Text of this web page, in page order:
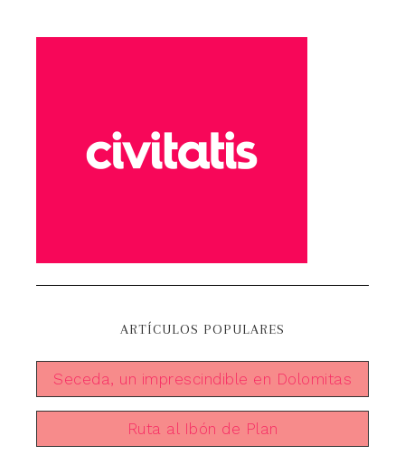
ARTÍCULOS POPULARES
Seceda, un imprescindible en Dolomitas
Ruta al Ibón de Plan